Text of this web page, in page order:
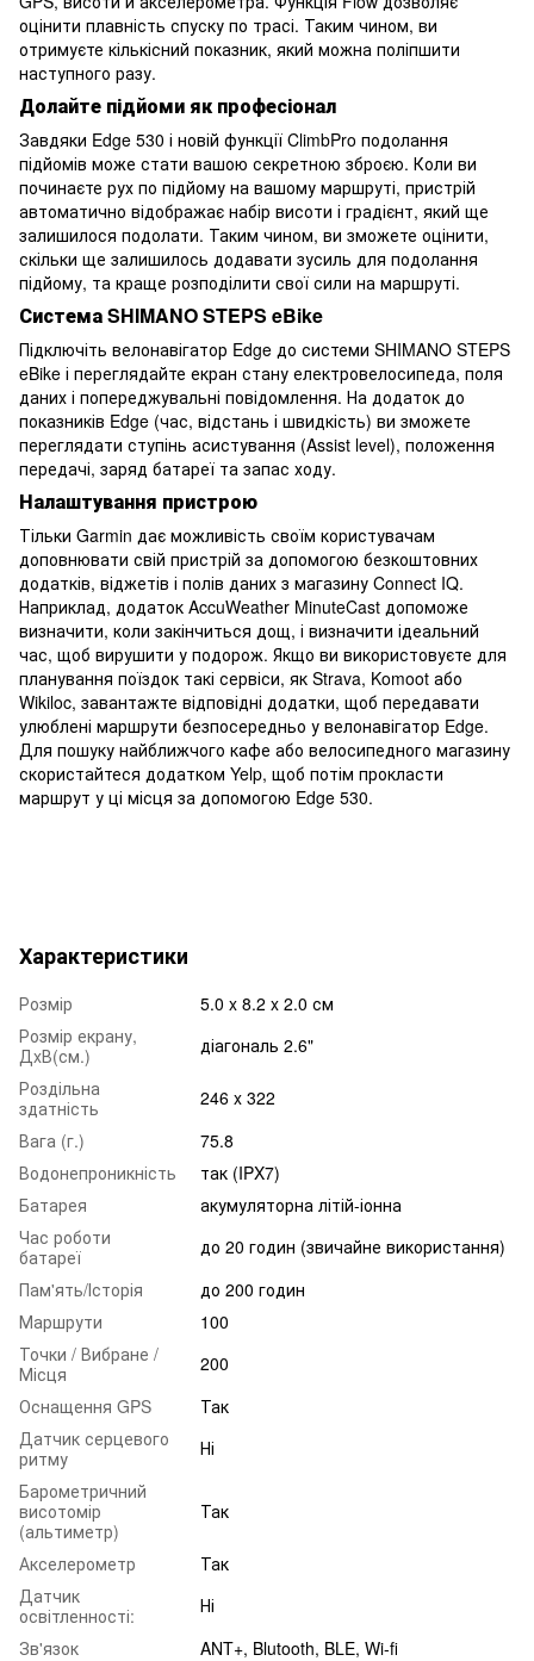
оцінити плавність спуску по трасі. Таким чином, ви
отримуєте кількісний показник, який можна поліпшити
наступного разу.
Долайте підйоми як професіонал
Завдяки Edge 530 і новій функції ClimbPro подолання
підйомів може стати вашою секретною зброєю. Коли ви
починаєте рух по підйому на вашому маршруті, пристрій
автоматично відображає набір висоти і градієнт, який ще
залишилося подолати. Таким чином, ви зможете оцінити,
скільки ще залишилось додавати зусиль для подолання
підйому, та краще розподілити свої сили на маршруті.
Система SHIMANO STEPS eBike
Підключіть велонавігатор Edge до системи SHIMANO STEPS
eBike і переглядайте екран стану електровелосипеда, поля
даних і попереджувальні повідомлення. На додаток до
показників Edge (час, відстань і швидкість) ви зможете
переглядати ступінь асистування (Assist level), положення
передачі, заряд батареї та запас ходу.
Налаштування пристрою
Тільки Garmin дає можливість своїм користувачам
доповнювати свій пристрій за допомогою безкоштовних
додатків, віджетів і полів даних з магазину Connect IQ.
Наприклад, додаток AccuWeather MinuteCast допоможе
визначити, коли закінчиться дощ, і визначити ідеальний
час, щоб вирушити у подорож. Якщо ви використовуєте для
планування поїздок такі сервіси, як Strava, Komoot або
Wikiloc, завантажте відповідні додатки, щоб передавати
улюблені маршрути безпосередньо у велонавігатор Edge.
Для пошуку найближчого кафе або велосипедного магазину
скористайтеся додатком Yelp, щоб потім прокласти
маршрут у ці місця за допомогою Edge 530.
Характеристики
Розмір
5.0 x 8.2 x 2.0 см
Розмір екрану,
ДxВ(см.)
діагональ 2.6"
Роздільна
здатність
246 x 322
Вага (г.)
75.8
Водонепроникність
так (IPX7)
Батарея
акумуляторна літій-іонна
Час роботи
батареї
до 20 годин (звичайне використання)
Пам'ять/Історія
до 200 годин
Маршрути
100
Точки / Вибране /
Місця
200
Оснащення GPS
Так
Датчик серцевого
ритму
Ні
Барометричний
висотомір
(альтиметр)
Так
Акселерометр
Так
Датчик
освітленності:
Ні
Зв'язок
ANT+, Blutooth, BLE, Wi-fi